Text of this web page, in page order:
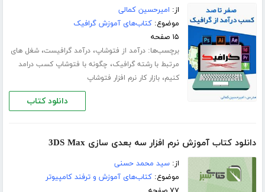
از: امیرحسین کمالی
موضوع:کتاب‌های آموزش گرافیک
۱۵ صفحه
برچسب‌ها:درآمد از فتوشاپ،درآمد گرافیست،شغل های
مرتبط با رشته گرافیک، چگونه با فتوشاپ کسب درامد
کنیم،بازار کار نرم افزار فتوشاپ
دانلود کتاب
دانلود کتاب آموزش نرم افزار سه بعدی سازی 3DS Max
از:سید محمد حسنی
موضوع:کتاب‌های آموزش و ترفند کامپیوتر